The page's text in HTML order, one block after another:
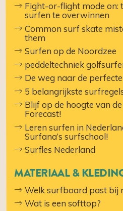
Fight-or-flight mode on:
surfen te overwinnen
Common surf skate
them
Surfen op de Noordzee
peddeltechniek
De weg naar de
5 belangrijkste
Blijf op de hoogte van
Forecast!
Leren surfen in
Surfana’s surfschool!
Surfles Nederland
MATERIAAL &
Welk surfboard past bij
Wat is een softtop?